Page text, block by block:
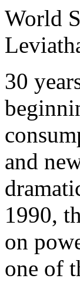
World
30
and
1990,
on
one of